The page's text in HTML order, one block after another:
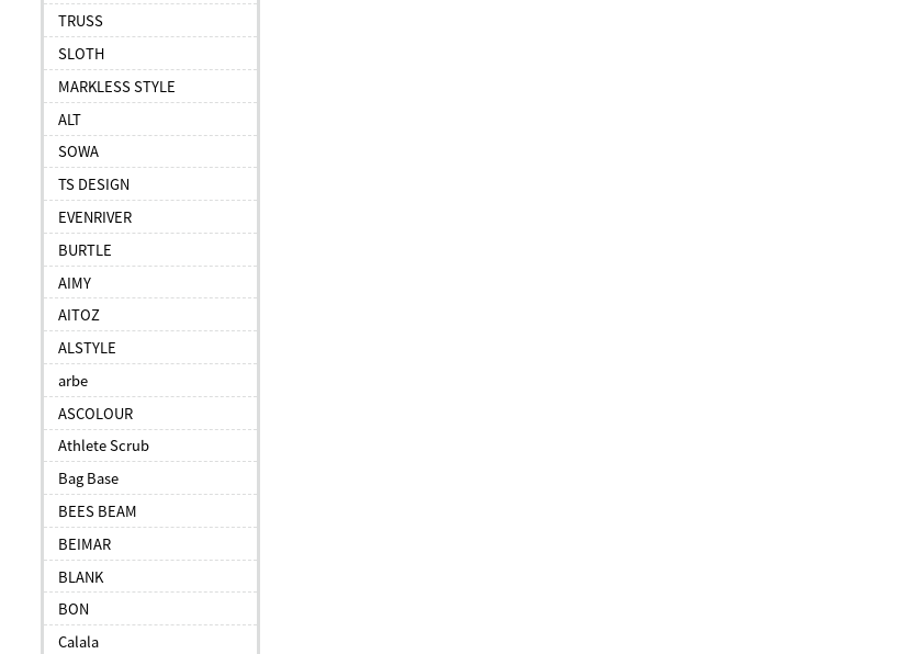
TRUSS
SLOTH
MARKLESS STYLE
ALT
SOWA
TS DESIGN
EVENRIVER
BURTLE
AIMY
AITOZ
ALSTYLE
arbe
ASCOLOUR
Athlete Scrub
Bag Base
BEES BEAM
BEIMAR
BLANK
BON
Calala